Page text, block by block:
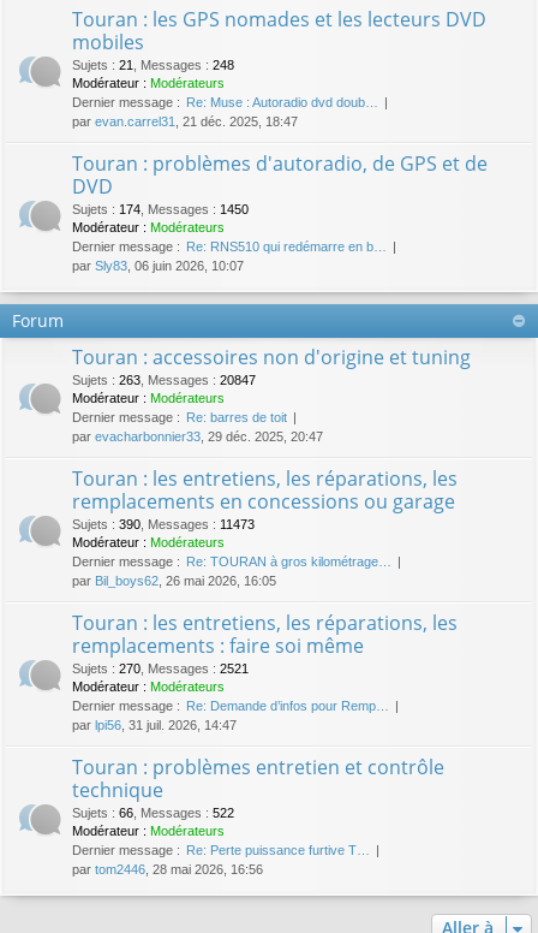
Touran : les GPS nomades et les lecteurs DVD
mobiles
Sujets : 21 Messages : 248
Modérateur : Modérateurs
Dernier message : Re: Muse : Autoradio dvd doub…
par evan.carrel31 , 21 déc. 2025, 18:47
Touran : problèmes d'autoradio, de GPS et de
DVD
Sujets : 174 Messages : 1450
Modérateur : Modérateurs
Dernier message : Re: RNS510 qui redémarre en b…
par Sly83 , 06 juin 2026, 10:07
Forum
Touran : accessoires non d'origine et tuning
Sujets : 263 Messages : 20847
Modérateur : Modérateurs
Dernier message : Re: barres de toit
par evacharbonnier33 , 29 déc. 2025, 20:47
Touran : les entretiens, les réparations, les
remplacements en concessions ou garage
Sujets : 390 Messages : 11473
Modérateur : Modérateurs
Dernier message : Re: TOURAN à gros kilométrage…
par Bil_boys62 , 26 mai 2026, 16:05
Touran : les entretiens, les réparations, les
remplacements : faire soi même
Sujets : 270 Messages : 2521
Modérateur : Modérateurs
Dernier message : Re: Demande d’infos pour Remp…
par lpi56 , 31 juil. 2026, 14:47
Touran : problèmes entretien et contrôle
technique
Sujets : 66 Messages : 522
Modérateur : Modérateurs
Dernier message : Re: Perte puissance furtive T…
par tom2446 , 28 mai 2026, 16:56
Aller à